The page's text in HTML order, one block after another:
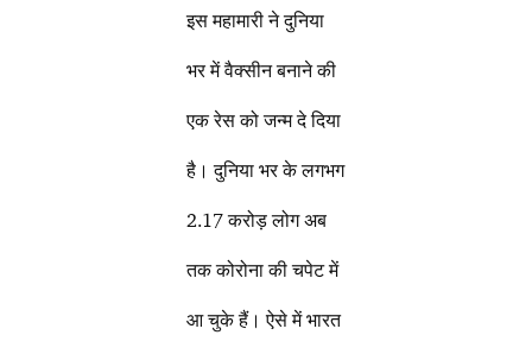
इस महामारी ने दुनिया
भर में वैक्सीन बनाने की
एक रेस को जन्म दे दिया
है। दुनिया भर के लगभग
2.17 करोड़ लोग अब
तक कोरोना की चपेट में
आ चुके हैं। ऐसे में भारत